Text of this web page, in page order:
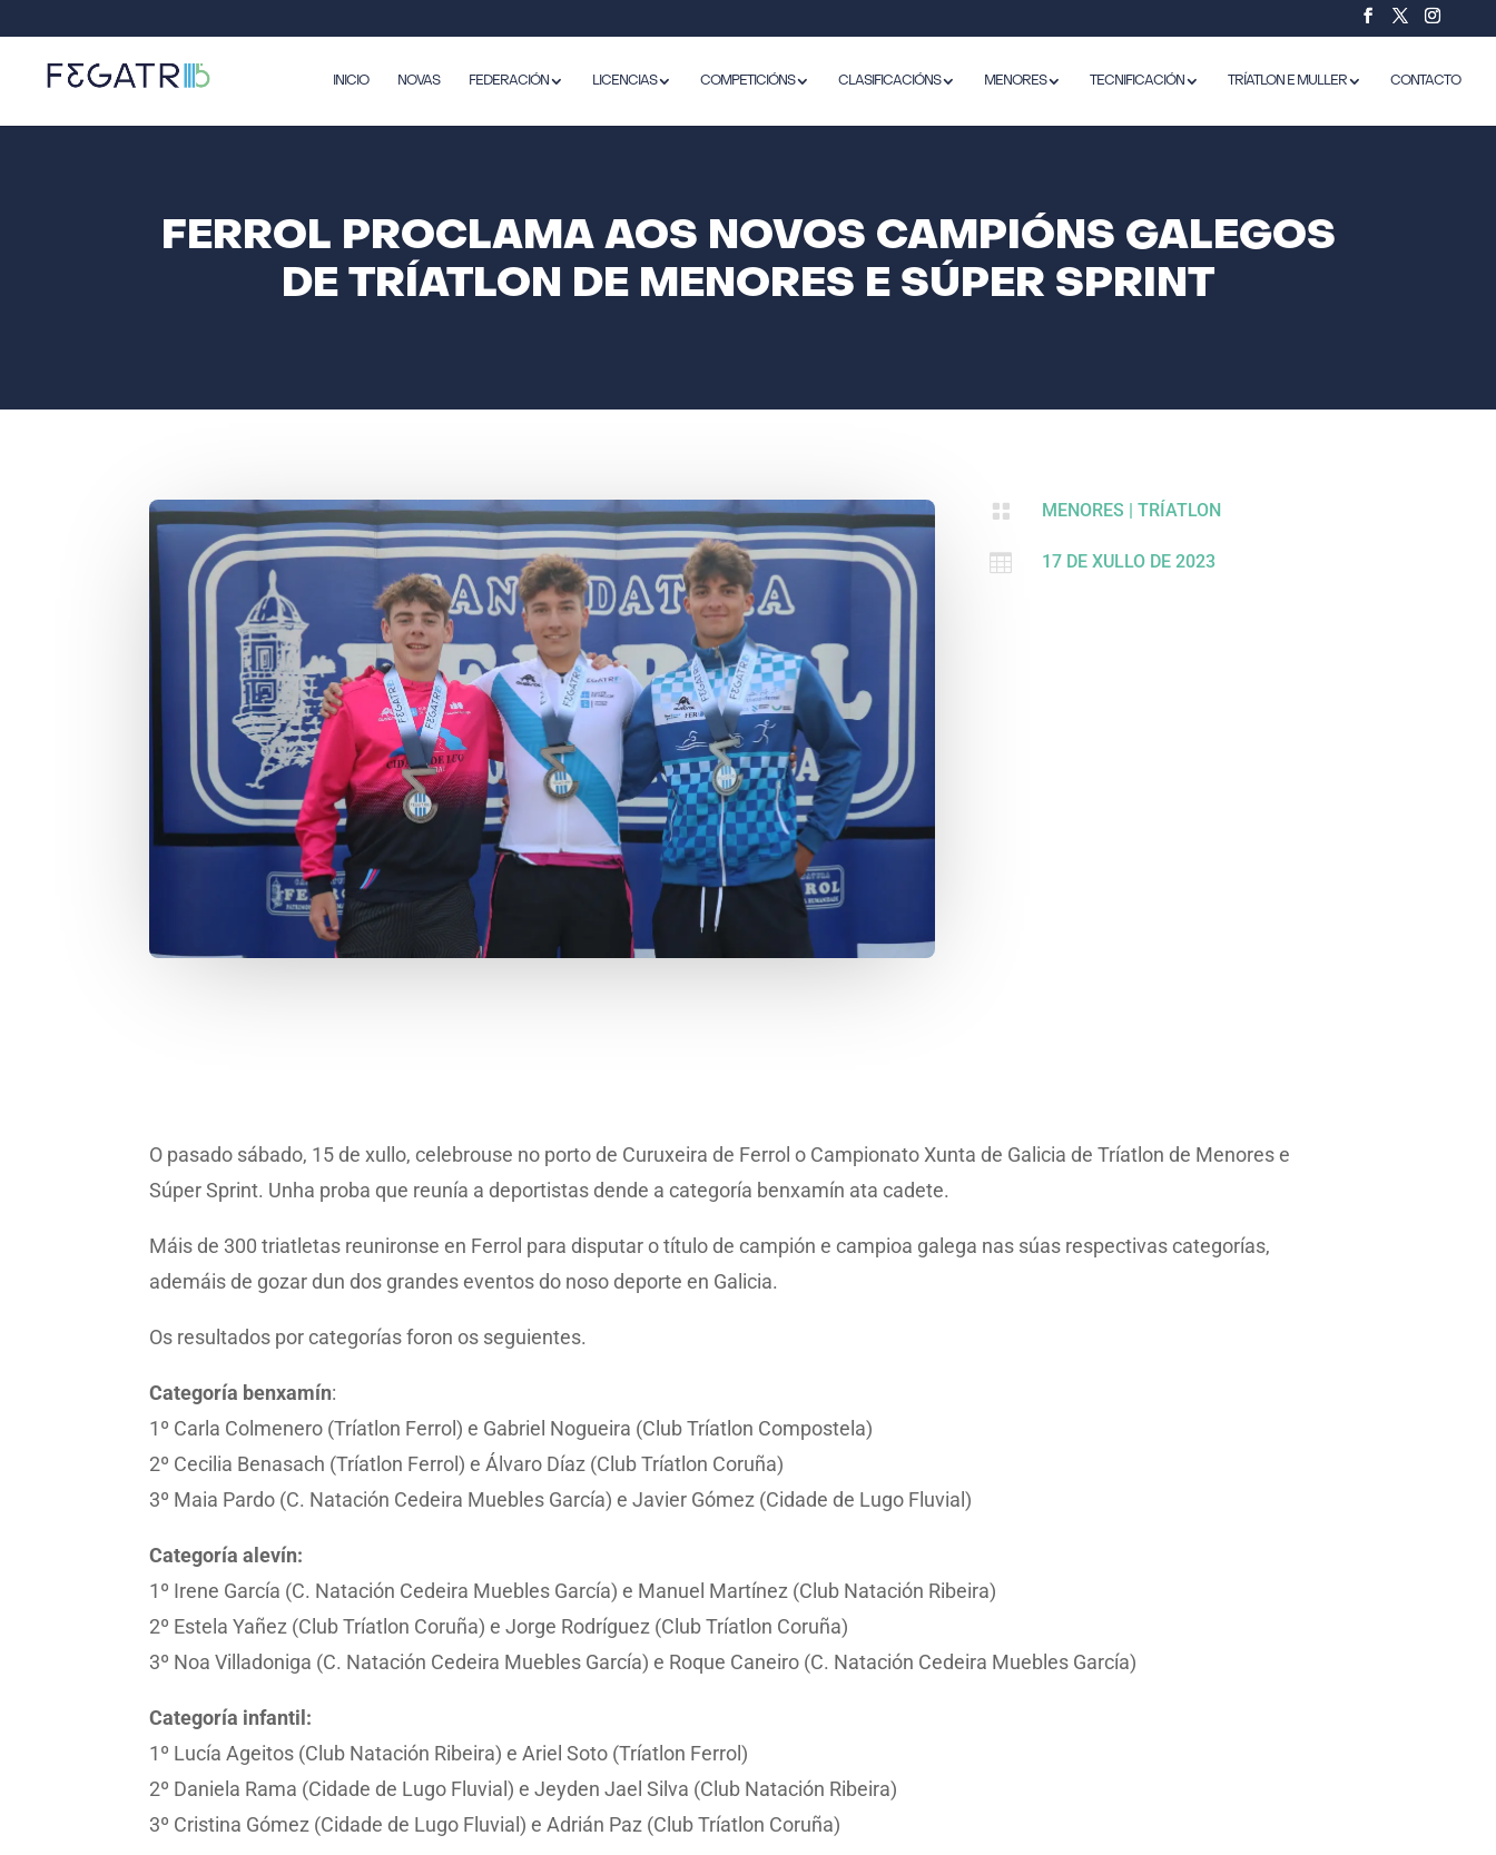
INICIO NOVAS FEDERACIÓN LICENCIAS COMPETICIÓNS CLASIFICACIÓNS MENORES TECNIFICACIÓN TRÍATLON E MULLER CONTACTO
FERROL PROCLAMA AOS NOVOS CAMPIÓNS GALEGOS
DE TRÍATLON DE MENORES E SÚPER SPRINT
 MENORES |TRÍATLON
 17 DE XULLO DE 2023
O pasado sábado, 15 de xullo, celebrouse no porto de Curuxeira de Ferrol o Campionato Xunta de Galicia de Tríatlon de Menores e
Súper Sprint. Unha proba que reunía a deportistas dende a categoría benxamín ata cadete.
Máis de 300 triatletas reunironse en Ferrol para disputar o título de campión e campioa galega nas súas respectivas categorías,
ademáis de gozar dun dos grandes eventos do noso deporte en Galicia.
Os resultados por categorías foron os seguientes.
Categoría benxamín:
1º Carla Colmenero (Tríatlon Ferrol) e Gabriel Nogueira (Club Tríatlon Compostela)
2º Cecilia Benasach (Tríatlon Ferrol) e Álvaro Díaz (Club Tríatlon Coruña)
3º Maia Pardo (C. Natación Cedeira Muebles García) e Javier Gómez (Cidade de Lugo Fluvial)
Categoría alevín:
1º Irene García (C. Natación Cedeira Muebles García) e Manuel Martínez (Club Natación Ribeira)
2º Estela Yañez (Club Tríatlon Coruña) e Jorge Rodríguez (Club Tríatlon Coruña)
3º Noa Villadoniga (C. Natación Cedeira Muebles García) e Roque Caneiro (C. Natación Cedeira Muebles García)
Categoría infantil:
1º Lucía Ageitos (Club Natación Ribeira) e Ariel Soto (Tríatlon Ferrol)
2º Daniela Rama (Cidade de Lugo Fluvial) e Jeyden Jael Silva (Club Natación Ribeira)
3º Cristina Gómez (Cidade de Lugo Fluvial) e Adrián Paz (Club Tríatlon Coruña)